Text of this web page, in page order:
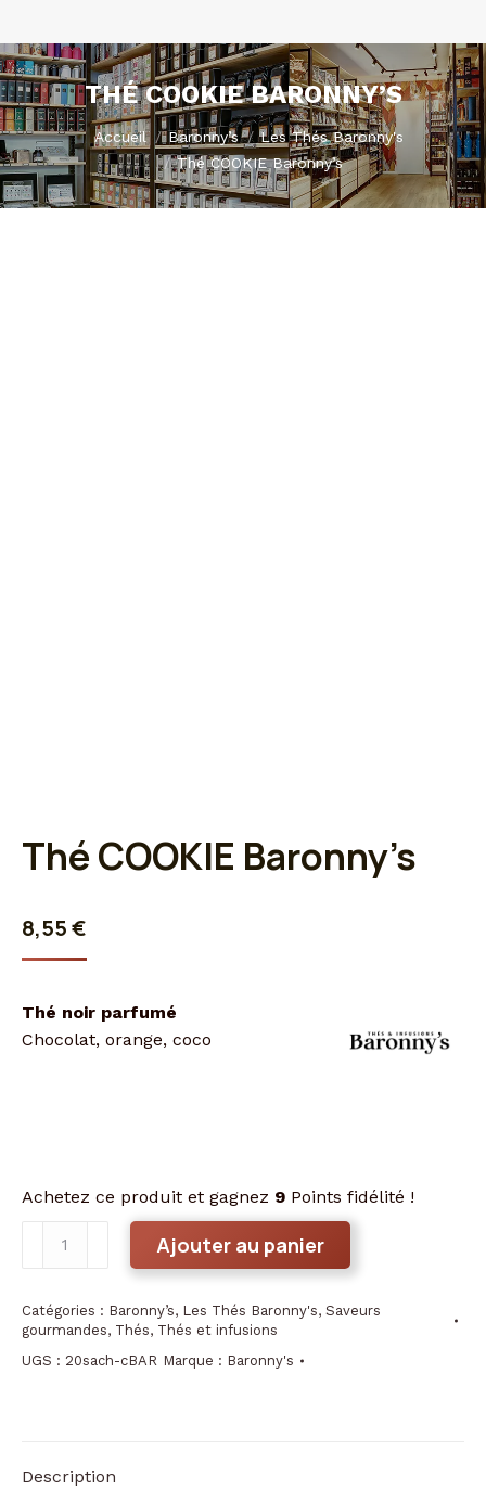
THÉ COOKIE BARONNY’S
Vous êtes ici :
Accueil Baronny’s
Les Thés Baronny's
Thé COOKIE Baronny’s
Thé COOKIE Baronny’s
8,55€
Thé noir parfumé
Chocolat, orange, coco
Achetez ce produit et gagnez 9 Points fidélité !
COOKIE
Baronny's
Ajouter au panier
Catégories : Baronny’s, Les Thés Baronny's, Saveurs
gourmandes, Thés, Thés et infusions
UGS : 20sach-cBAR Marque : Baronny's
Description